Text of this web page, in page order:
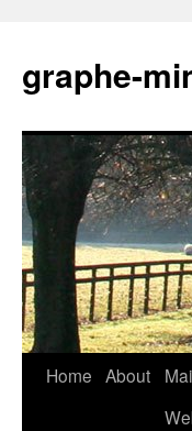
content
graphe-
Home About